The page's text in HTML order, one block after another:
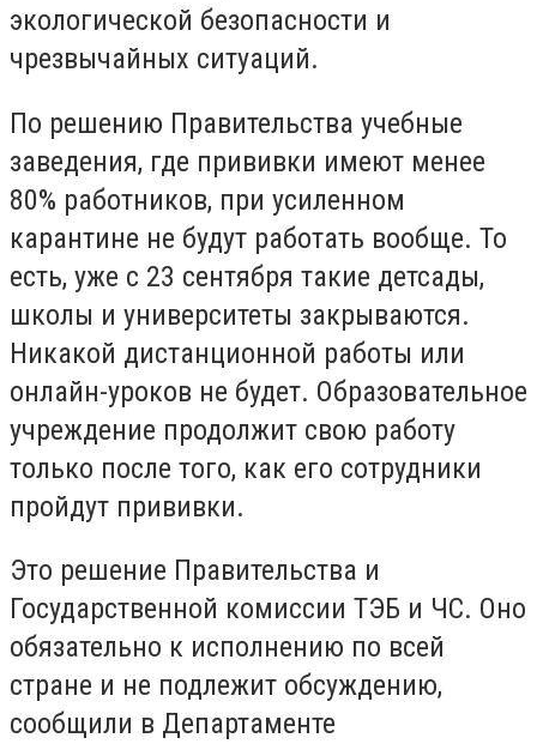
экологической безопасности и
чрезвычайных ситуаций.
По решению Правительства учебные
заведения, где прививки имеют менее
80% работников, при усиленном
карантине не будут работать вообще. То
есть, уже с 23 сентября такие детсады,
школы и университеты закрываются.
Никакой дистанционной работы или
онлайн-уроков не будет. Образовательное
учреждение продолжит свою работу
только после того, как его сотрудники
пройдут прививки.
Это решение Правительства и
Государственной комиссии ТЭБ и ЧС. Оно
обязательно к исполнению по всей
стране и не подлежит обсуждению,
сообщили в Департаменте